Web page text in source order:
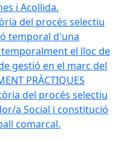
i Acollida.
del procés selectiu
temporal d'una
el lloc de
gestió en el marc del
PRÀCTIQUES
del procés selectiu
a Social i constitució
comarcal.